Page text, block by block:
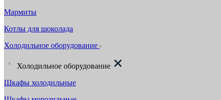
Мармиты
Котлы для шоколада
Холодильное оборудование
Холодильное оборудование
Шкафы холодильные